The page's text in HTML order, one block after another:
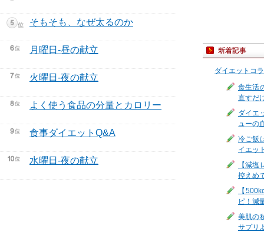
ダイエットコ
食生活
直すだ
ダイエ
ューの
冷ご飯
イエッ
【減
控えめ
【
ピ！減
美肌の
サプリ
そもそも、なぜ太るのか
月曜日-昼の献立
火曜日-夜の献立
よく使う食品の分量とカロリー
食事ダイエットQ&A
水曜日-夜の献立